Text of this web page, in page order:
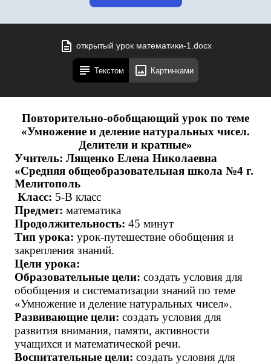
открытый урок математики-1.docx
Текстом Картинками
Повторительно-обобщающий урок по теме
«Умножение и деление натуральных чисел.
Делители и кратные»
Учитель: Лященко Елена Николаевна
«Средняя общеобразовательная школа №4 г.
Мелитополь
Класс: 5-В класс
Предмет: математика
Продолжительность: 45 минут
Тип урока: урок-путешествие обобщения и
закрепления знаний.
Цели урока:
Образовательные цели: создать условия для
обобщения и систематизации знаний по теме
«Умножение и деление натуральных чисел».
Развивающие цели: создать условия для
развития внимания, памяти, активности
учащихся и математической речи.
Воспитательные цели: создать условия для